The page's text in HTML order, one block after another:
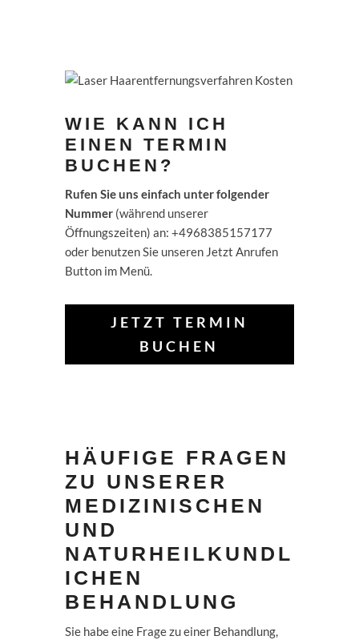
WIE KANN ICH
EINEN TERMIN
BUCHEN?
Rufen Sie uns einfach unter folgender
Nummer (während unserer
Öffnungszeiten) an: +4968385157177
oder benutzen Sie unseren Jetzt Anrufen
Button im Menü.
JETZT TERMIN
BUCHEN
HÄUFIGE FRAGEN
ZU UNSERER
MEDIZINISCHEN
UND
NATURHEILKUNDL
ICHEN
BEHANDLUNG
Sie habe eine Frage zu einer Behandlung,